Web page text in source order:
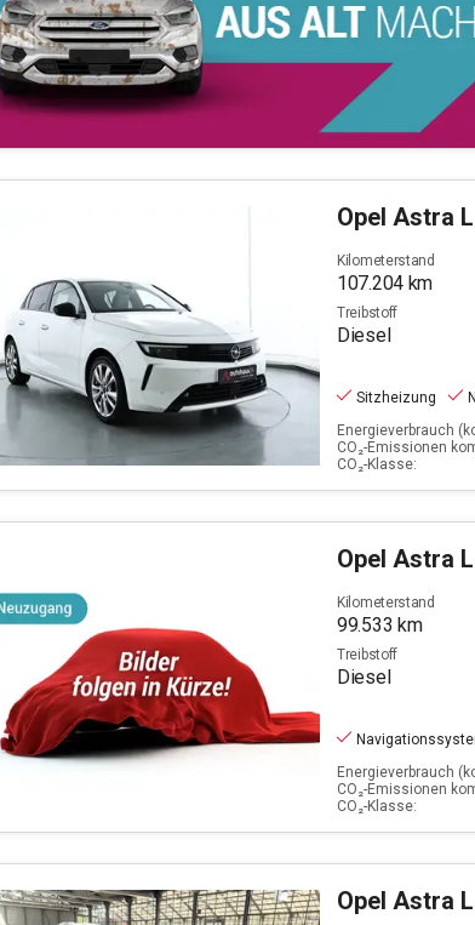
Opel Astra L 1.5 D
Kilometerstand
107.204km
Treibstoff
Diesel
Sitzheizung
Energieverbrauch
CO₂-Emissionen
CO₂-Klasse:
Opel Astra L 1.5 D
Kilometerstand
99.533 km
Treibstoff
Diesel
Energieverbrauch
CO₂-Emissionen
CO₂-Klasse:
Opel Astra L 1.5 D